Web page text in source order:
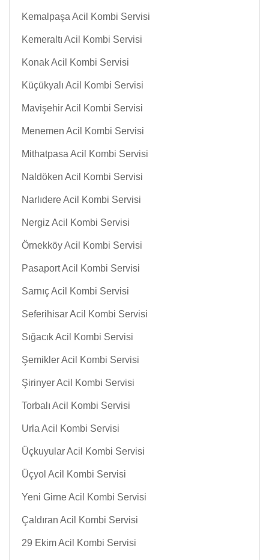
Kemalpaşa Acil Kombi Servisi
Kemeraltı Acil Kombi Servisi
Konak Acil Kombi Servisi
Küçükyalı Acil Kombi Servisi
Mavişehir Acil Kombi Servisi
Menemen Acil Kombi Servisi
Mithatpasa Acil Kombi Servisi
Naldöken Acil Kombi Servisi
Narlıdere Acil Kombi Servisi
Nergiz Acil Kombi Servisi
Örnekköy Acil Kombi Servisi
Pasaport Acil Kombi Servisi
Sarnıç Acil Kombi Servisi
Seferihisar Acil Kombi Servisi
Sığacık Acil Kombi Servisi
Şemikler Acil Kombi Servisi
Şirinyer Acil Kombi Servisi
Torbalı Acil Kombi Servisi
Urla Acil Kombi Servisi
Üçkuyular Acil Kombi Servisi
Üçyol Acil Kombi Servisi
Yeni Girne Acil Kombi Servisi
Çaldıran Acil Kombi Servisi
29 Ekim Acil Kombi Servisi